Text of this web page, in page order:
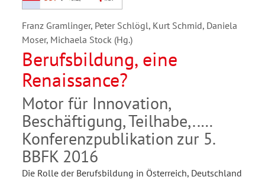
Franz Gramlinger, Peter Schlögl, Kurt Schmid, Daniela
Moser, Michaela Stock (Hg.)
Berufsbildung, eine
Renaissance?
Motor für Innovation,
Beschäftigung, Teilhabe,..
Konferenzpublikation zur 5.
BBFK 2016
Die Rolle der Berufsbildung in Österreich, Deutschland